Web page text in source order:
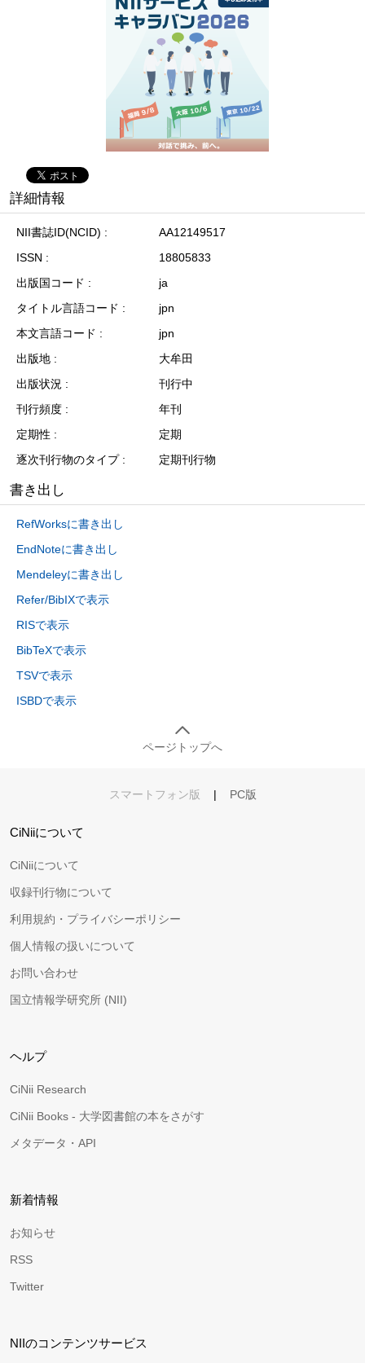
詳細情報
NII書誌ID(NCID)
AA12149517
ISSN
18805833
出版国コード
ja
タイトル言語コード
jpn
本文言語コード
jpn
出版地
大牟田
出版状況
刊行中
刊行頻度
年刊
定期性
定期
逐次刊行物のタイプ
定期刊行物
書き出し
RefWorksに書き出し
EndNoteに書き出し
Mendeleyに書き出し
Refer/BibIXで表示
RISで表示
BibTeXで表示
TSVで表示
ISBDで表示
ページトップへ
スマートフォン版 | PC版
CiNiiについて
CiNiiについて
収録刊行物について
利用規約・プライバシーポリシー
個人情報の扱いについて
お問い合わせ
国立情報学研究所 (NII)
ヘルプ
CiNii Research
CiNii Books - 大学図書館の本をさがす
メタデータ・API
新着情報
お知らせ
RSS
Twitter
NIIのコンテンツサービス